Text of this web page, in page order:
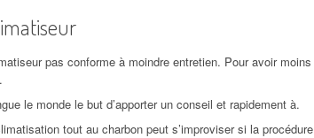
pas conforme à moindre entretien. Pour avoir
le monde le but d’apporter un conseil et rapidement à.
tout au charbon peut s’improviser si la